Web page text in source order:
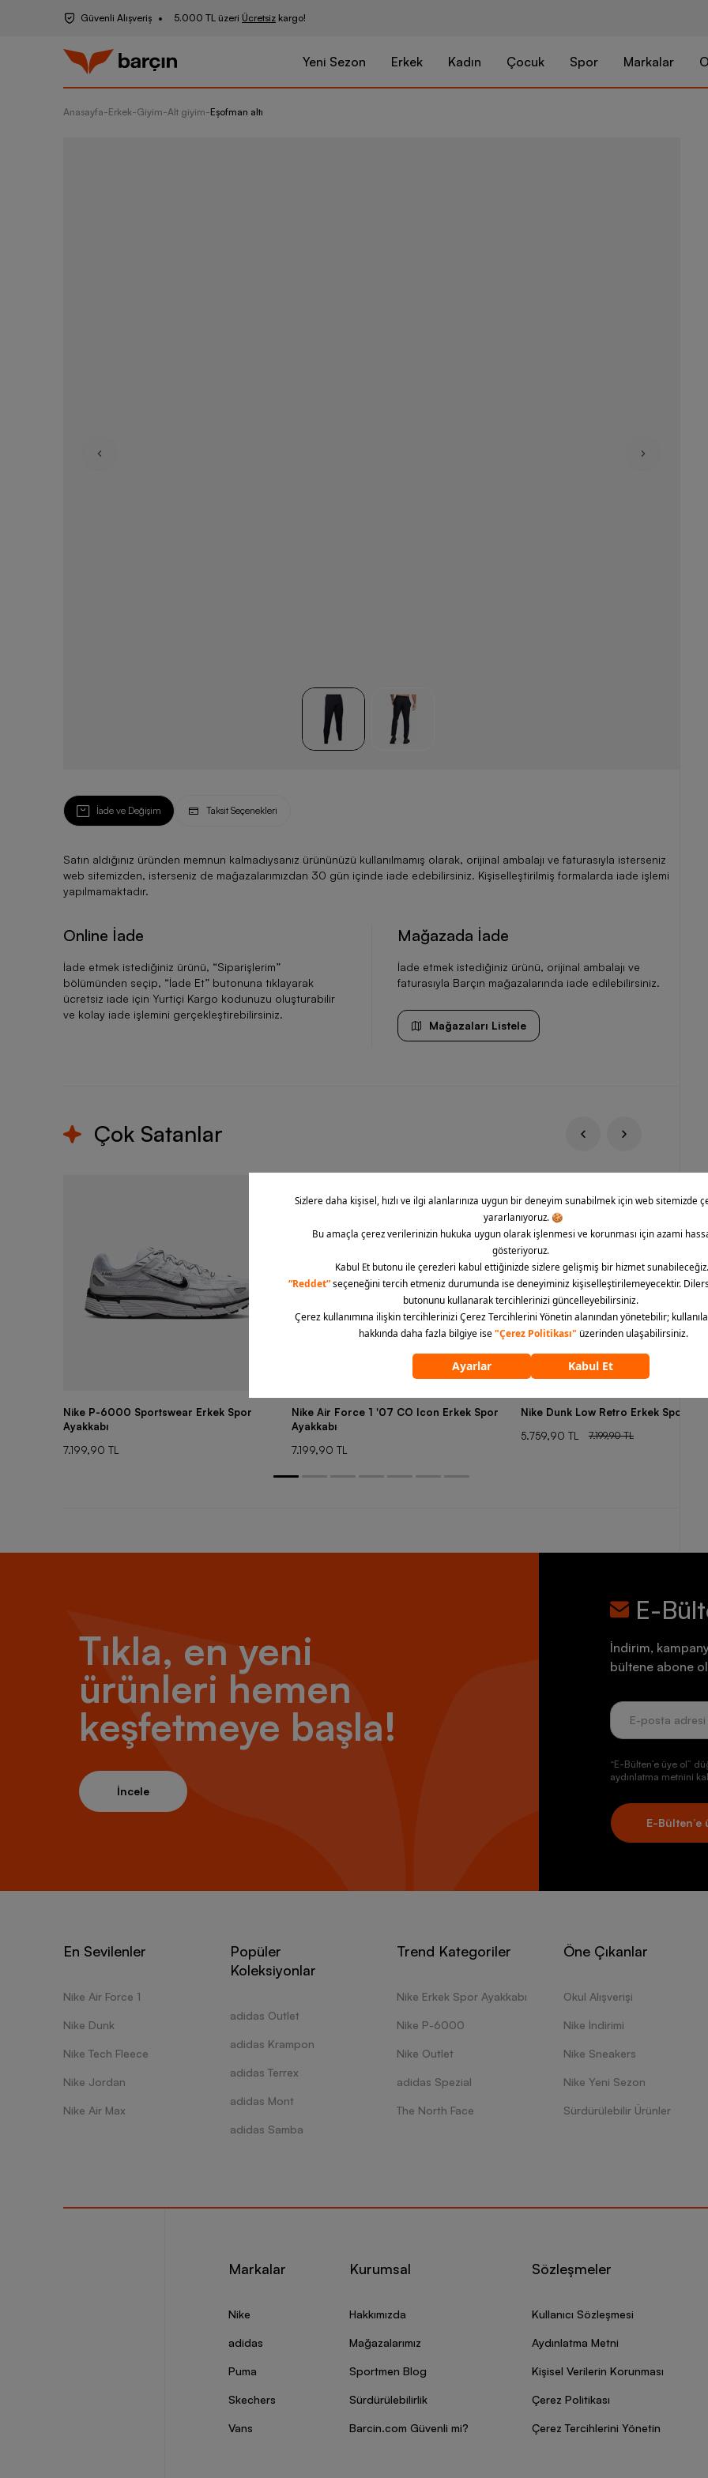
Güvenli Alışveriş 5.000 TL üzeri Ücretsiz kargo!
Yeni Sezon Erkek Kadın Çocuk Spor Markalar
Anasayfa-Erkek-Giyim-Alt giyim-Eşofman altı
Under
İade ve Değişim Taksit Seçenekleri
Satın aldığınız üründen memnun kalmadıysanız ürününüzü kullanılmamış olarak, orijinal ambalajı ve faturasıyla isterseniz
web sitemizden, isterseniz de mağazalarımızdan 30 gün içinde iade edebilirsiniz. Kişiselleştirilmiş formalarda iade işlemi
yapılmamaktadır.
Online İade
İade etmek istediğiniz ürünü, “Siparişlerim”
bölümünden seçip, “İade Et” butonuna tıklayarak
ücretsiz iade için Yurtiçi Kargo kodunuzu oluşturabilir
ve kolay iade işlemini gerçekleştirebilirsiniz.
Mağazada İade
İade etmek istediğiniz ürünü, orijinal ambalajı ve
faturasıyla Barçın mağazalarında iade edilebilirsiniz.
Mağazaları Listele
Çok Satanlar
Nike P-6000 Sportswear Erkek Spor
Ayakkabı
7.199,90 TL
Nike Air Force 1 '07 CO Icon Erkek Spor
Ayakkabı
7.199,90 TL
Nike Dunk Low Retro Erkek Spor
5.759,90 TL
7.199,90 TL
Tıkla, en yeni
ürünleri hemen
keşfetmeye başla!
İncele
E-
İndirim,
bültene abone
“E-Bülten’e üye ol”
aydınlatma metnini
E-Bülten’e
En Sevilenler
Nike Air Force 1
Nike Dunk
Nike Tech Fleece
Nike Jordan
Nike Air Max
Popüler
Koleksiyonlar
adidas Outlet
adidas Krampon
adidas Terrex
adidas Mont
adidas Samba
Trend Kategoriler
Nike Erkek Spor Ayakkabı
Nike P-6000
Nike Outlet
adidas Spezial
The North Face
Öne Çıkanlar
Okul Alışverişi
Nike İndirimi
Nike Sneakers
Nike Yeni Sezon
Sürdürülebilir Ürünler
Markalar
Nike
adidas
Puma
Skechers
Vans
Kurumsal
Hakkımızda
Mağazalarımız
Sportmen Blog
Sürdürülebilirlik
Barcin.com Güvenli mi?
Sözleşmeler
Kullanıcı Sözleşmesi
Aydınlatma Metni
Kişisel Verilerin Korunması
Çerez Politikası
Çerez Tercihlerini Yönetin